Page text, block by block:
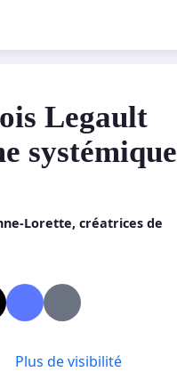
Legault
systémique
Lorette, créatrices de
Plus de visibilité